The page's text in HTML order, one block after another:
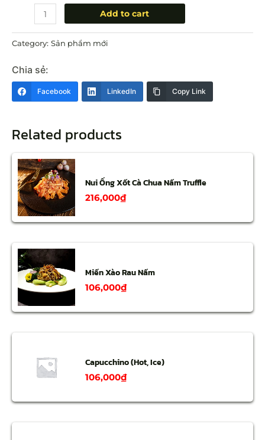
Add to cart
Category: Sản phẩm mới
Chia sẻ:
Facebook LinkedIn Copy Link
Related products
Nui Ống Xốt Cà Chua Nấm Truffle
216,000₫
Miến Xào Rau Nấm
106,000₫
Capucchino (Hot, Ice)
106,000₫